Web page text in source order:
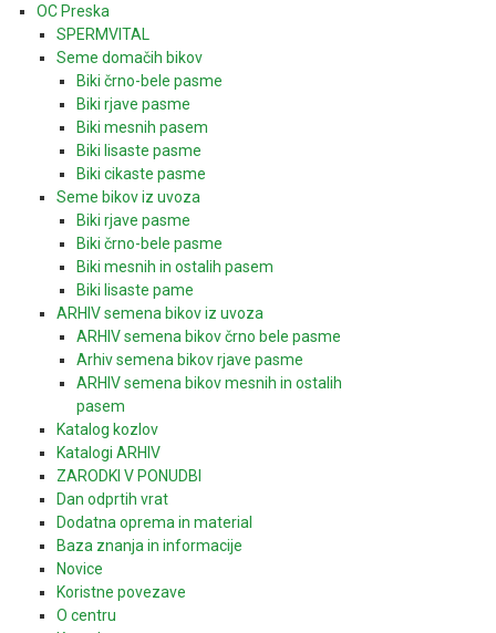
OC Preska
SPERMVITAL
Seme domačih bikov
Biki črno-bele pasme
Biki rjave pasme
Biki mesnih pasem
Biki lisaste pasme
Biki cikaste pasme
Seme bikov iz uvoza
Biki rjave pasme
Biki črno-bele pasme
Biki mesnih in ostalih pasem
Biki lisaste pame
ARHIV semena bikov iz uvoza
ARHIV semena bikov črno bele pasme
Arhiv semena bikov rjave pasme
ARHIV semena bikov mesnih in ostalih
pasem
Katalog kozlov
Katalogi ARHIV
ZARODKI V PONUDBI
Dan odprtih vrat
Dodatna oprema in material
Baza znanja in informacije
Novice
Koristne povezave
O centru